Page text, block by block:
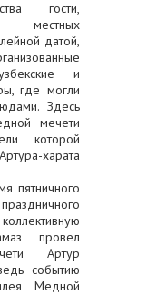
гости,
местных
датой,
и
где могли
Здесь
мечети
которой
харата
пятничного
провел
Артур
событию
Медной